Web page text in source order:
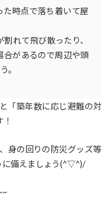
た時点で落ち着いて屋
れて飛び散ったり、
合があるので周辺や頭
。
「築年数に応じ避難の対
身の回りの防災グッズ等
に備えましょう(^▽^)/